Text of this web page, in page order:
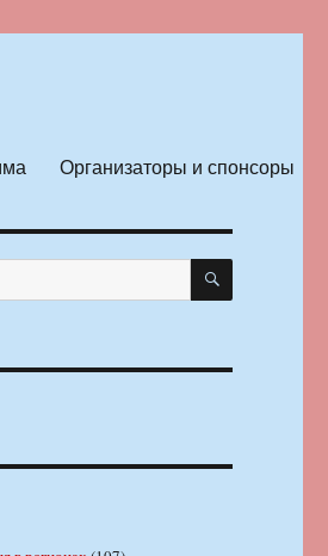
Организаторы и спонсоры
ПОИСК